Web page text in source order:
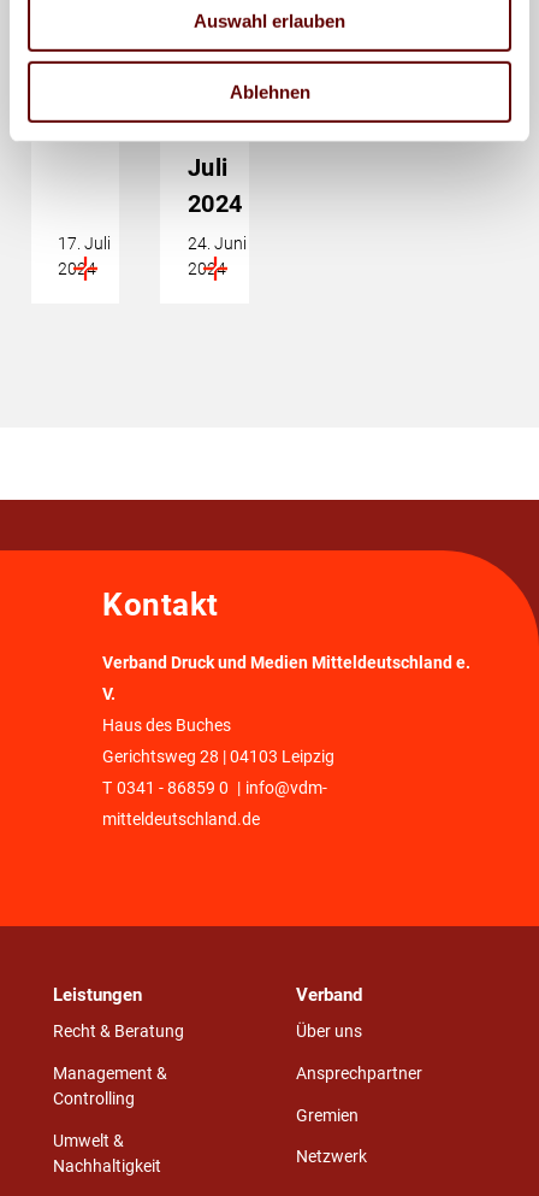
Auswahl erlauben
Ablehnen
die
17. Juli
2024
Druckindustrie:
vorläufige
Lohntabelle
ab
Juli
2024
24. Juni
2024
Kontakt
Verband Druck und Medien Mitteldeutschland e.
V.
Haus des Buches
Gerichtsweg 28 | 04103 Leipzig
T 0341 - 86859 0 | info@vdm-
mitteldeutschland.de
Leistungen
Recht & Beratung
Management &
Controlling
Umwelt &
Nachhaltigkeit
Verband
Über uns
Ansprechpartner
Gremien
Netzwerk